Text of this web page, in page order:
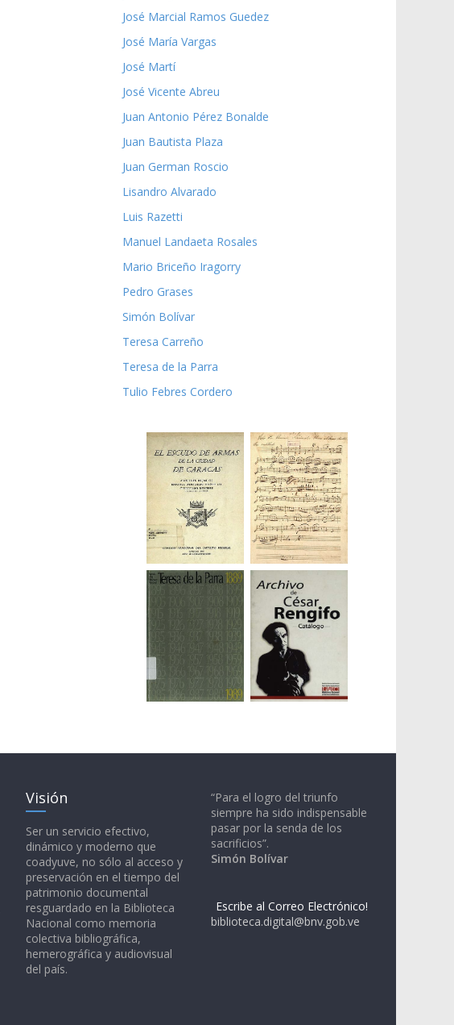
José Marcial Ramos Guedez
José María Vargas
José Martí
José Vicente Abreu
Juan Antonio Pérez Bonalde
Juan Bautista Plaza
Juan German Roscio
Lisandro Alvarado
Luis Razetti
Manuel Landaeta Rosales
Mario Briceño Iragorry
Pedro Grases
Simón Bolívar
Teresa Carreño
Teresa de la Parra
Tulio Febres Cordero
Visión
Ser un servicio efectivo,
dinámico y moderno que
coadyuve, no sólo al acceso y
preservación en el tiempo del
patrimonio documental
resguardado en la Biblioteca
Nacional como memoria
colectiva bibliográfica,
hemerográfica y audiovisual
del país.
“Para el logro del triunfo
siempre ha sido indispensable
pasar por la senda de los
sacrificios”.
Simón Bolívar
Escribe al Correo Electrónico!
biblioteca.digital@bnv.gob.ve